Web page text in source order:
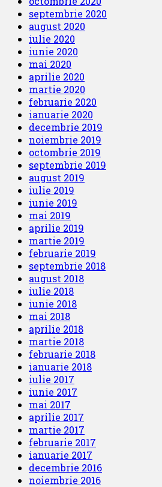
septembrie 2020
august 2020
iulie 2020
iunie 2020
mai 2020
aprilie 2020
martie 2020
februarie 2020
ianuarie 2020
decembrie 2019
noiembrie 2019
octombrie 2019
septembrie 2019
august 2019
iulie 2019
iunie 2019
mai 2019
aprilie 2019
martie 2019
februarie 2019
septembrie 2018
august 2018
iulie 2018
iunie 2018
mai 2018
aprilie 2018
martie 2018
februarie 2018
ianuarie 2018
iulie 2017
iunie 2017
mai 2017
aprilie 2017
martie 2017
februarie 2017
ianuarie 2017
decembrie 2016
noiembrie 2016